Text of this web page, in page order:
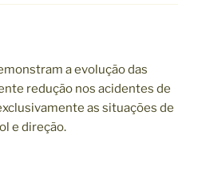
a evolução das
redução nos acidentes de
as situações de
e direção.